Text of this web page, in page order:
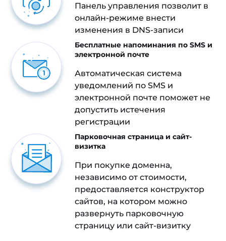
Панель управления позволит в
онлайн-режиме внести
изменения в DNS-записи
Бесплатные напоминания по SMS и
электронной почте
Автоматическая система
уведомлений по SMS и
электронной почте поможет не
допустить истечения
регистрации
Парковочная страница и сайт-
визитка
При покупке доменна,
независимо от стоимости,
предоставляется конструктор
сайтов, на котором можно
развернуть парковочную
страницу или сайт-визитку